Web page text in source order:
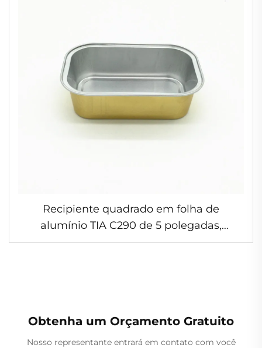
Recipiente quadrado em folha de
alumínio TIA C290 de 5 polegadas,
bandeja para kits de refeições, recipiente
Obtenha um Orçamento Gratuito
Nosso representante entrará em contato com você